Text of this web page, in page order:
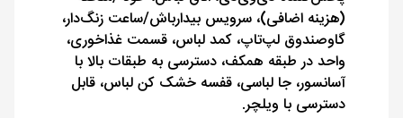
(هزینه اضافی)، سرویس بیدارباش/ساعت زنگ‌دار،
گاوصندوق لپ‌تاپ، کمد لباس، قسمت غذاخوری،
واحد در طبقه همکف، دسترسی به طبقات بالا با
آسانسور، جا لباسی، قفسه خشک کن لباس، قابل
دسترسی با ویلچر.